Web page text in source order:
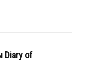
Diary of